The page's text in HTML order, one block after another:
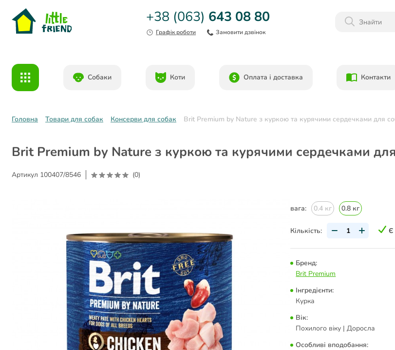
Даруємо 1000гр на бонусний рахунок при
+38 (063) 643 08 80
Графік роботи Замовити дзвінок
Собаки Коти Оплата і доставка Контакти
Головна Товари для собак Консерви для собак Brit Premium by Nature з куркою та курячими сердечками для
Brit Premium by Nature з куркою та курячими сердечками
Артикул 100407/8546 (0)
вага: 0.4 кг 0.8 кг
Кількість: Є
Бренд:
Brit Premium
Інгредієнти:
Курка
Вік:
Похилого віку | Доросла
Особливі вподобання: